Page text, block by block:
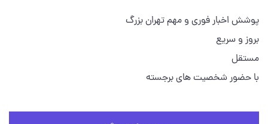
پوشش اخبار فوری و مهم تهران بزرگ
بروز و سریع
مستقل
با حضور شخصیت های برجسته